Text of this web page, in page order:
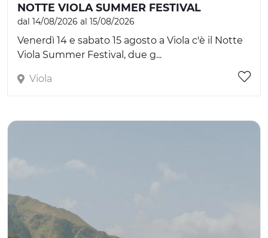
NOTTE VIOLA SUMMER FESTIVAL
dal 14/08/2026 al 15/08/2026
Venerdì 14 e sabato 15 agosto a Viola c'è il Notte
Viola Summer Festival, due g...
Viola